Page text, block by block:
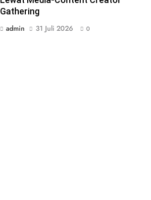
Gathering
admin
31 Juli 2026 0